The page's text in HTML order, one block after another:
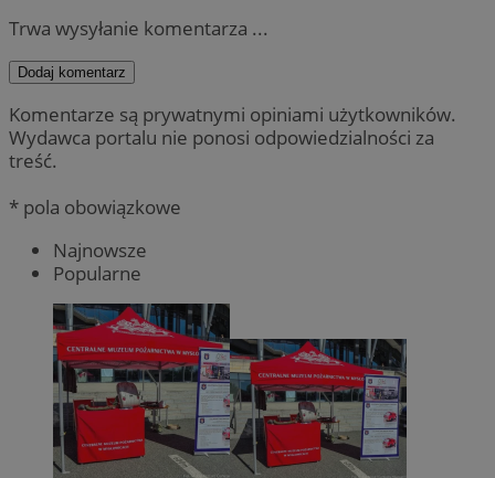
Trwa wysyłanie komentarza ...
Dodaj komentarz
Komentarze są prywatnymi opiniami użytkowników.
Wydawca portalu nie ponosi odpowiedzialności za
treść.
* pola obowiązkowe
Najnowsze
Popularne